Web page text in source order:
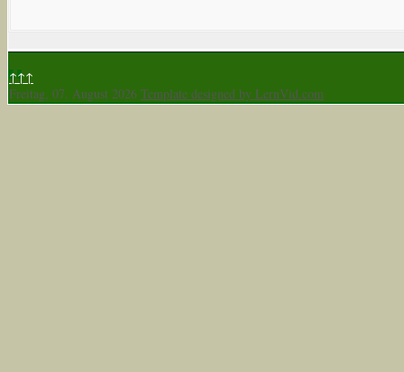
↑↑↑
Freitag, 07. August 2026 Template designed by LernVid.com